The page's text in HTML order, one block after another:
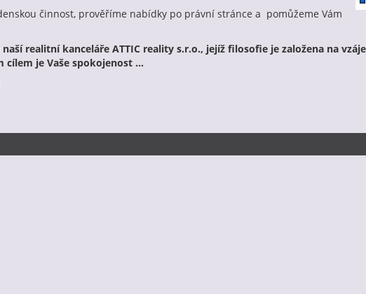
činnost, prověříme nabídky po právní stránce a pomůžeme Vám
realitní kanceláře ATTIC reality s.r.o., jejíž filosofie je založena na
je Vaše spokojenost ...